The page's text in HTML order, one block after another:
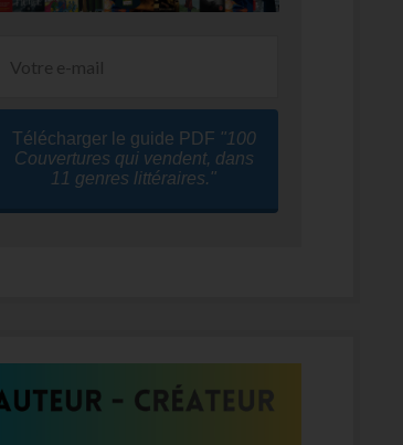
Télécharger le guide PDF "100
Couvertures qui vendent, dans
11 genres littéraires."